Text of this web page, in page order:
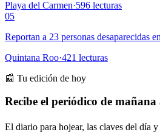
Playa del Carmen·596 lecturas
05
Reportan a 23 personas desaparecidas
Quintana Roo·421 lecturas
📰 Tu edición de hoy
Recibe el periódico de
El diario para hojear, las claves del día